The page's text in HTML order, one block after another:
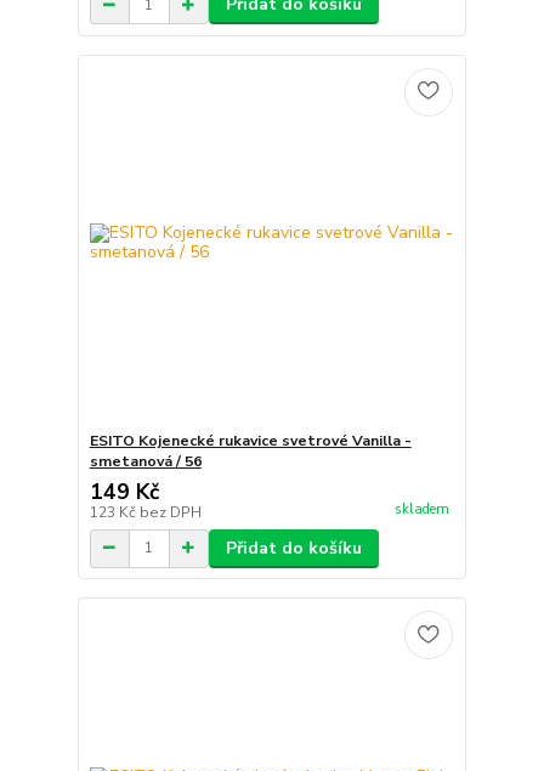
ESITO Kojenecké rukavice svetrové Vanilla -
smetanová / 56
149 Kč
123 Kč bez DPH skladem
Přidat do košíku